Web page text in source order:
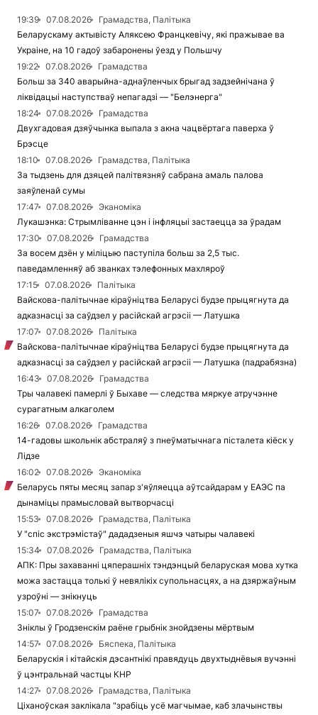
19:39 07.08.2026
Грамадства, Палітыка
Беларускаму актывісту Аляксею Францкевічу, які пражывае ва
Украіне, на 10 гадоў забаронены ўезд у Польшчу
19:22
07.08.2026
Грамадства
Больш за 340 аварыйна-аднаўленчых брыгад задзейнічана ў
ліквідацыі наступстваў непагадзі — "Белэнерга"
18:24
07.08.2026
Грамадства
Двухгадовая дзяўчынка выпала з акна чацвёртага паверха ў
Брэсце
18:10
07.08.2026
Грамадства, Палітыка
За тыдзень для дзяцей палітвязняў сабрана амаль палова
заяўленай сумы
17:47
07.08.2026
Эканоміка
Лукашэнка: Стрымліванне цэн і інфляцыі застаецца за ўрадам
17:30
07.08.2026
Грамадства
За восем дзён у міліцыю паступіла больш за 2,5 тыс.
паведамленняў аб званках тэлефонных махляроў
17:15
07.08.2026
Палітыка
Вайскова-палітычнае кіраўніцтва Беларусі будзе прыцягнута да
адказнасці за саўдзел у расійскай агрэсіі — Латушка
17:07
07.08.2026
Палітыка
Вайскова-палітычнае кіраўніцтва Беларусі будзе прыцягнута да
адказнасці за саўдзел у расійскай агрэсіі — Латушка (падрабязна)
16:43
07.08.2026
Грамадства
Тры чалавекі памерлі ў Быхаве — следства мяркуе атручэнне
сурагатным алкаголем
16:26
07.08.2026
Грамадства
14-гадовы школьнік абстраляў з пнеўматычнага пісталета кіёск у
Лідзе
16:02
07.08.2026
Эканоміка
Беларусь пяты месяц запар з'яўляецца аўтсайдарам у ЕАЭС па
дынаміцы прамысловай вытворчасці
15:53
07.08.2026
Грамадства, Палітыка
У "спіс экстрэмістаў" дададзеныя яшчэ чатыры чалавекі
15:34
07.08.2026
Грамадства, Палітыка
АПК: Пры захаванні цяперашніх тэндэнцый беларуская мова хутка
можа застацца толькі ў невялікіх супольнасцях, а на дзяржаўным
узроўні — знікнуць
15:07
07.08.2026
Грамадства
Зніклы ў Гродзенскім раёне грыбнік знойдзены мёртвым
14:57
07.08.2026
Бяспека, Палітыка
Беларускія і кітайскія дэсантнікі правядуць двухтыднёвыя вучэнні
ў цэнтральнай частцы КНР
14:27
07.08.2026
Грамадства, Палітыка
Ціханоўская заклікала "зрабіць усё магчымае, каб злачынствы